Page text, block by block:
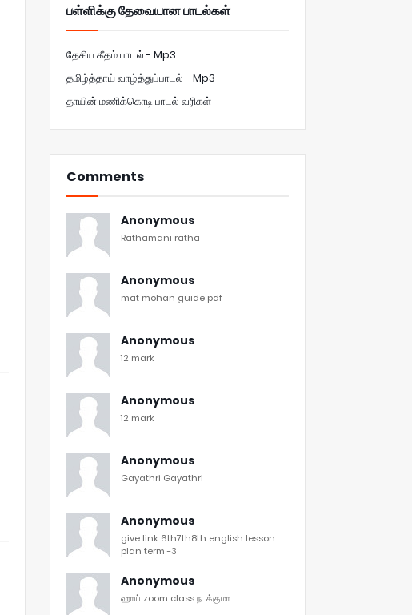
பள்ளிக்கு தேவையான பாடல்கள்
தேசிய கீதம் பாடல் - Mp3
தமிழ்த்தாய் வாழ்த்துப்பாடல் - Mp3
தாயின் மணிக்கொடி பாடல் வரிகள்
Comments
Anonymous
Rathamani ratha
Anonymous
mat mohan guide pdf
Anonymous
12 mark
Anonymous
12 mark
Anonymous
Gayathri Gayathri
Anonymous
give link 6th7th8th english lesson
plan term -3
Anonymous
ஹாய் zoom class நடக்குமா